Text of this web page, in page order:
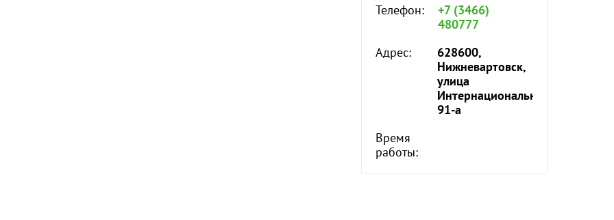
Телефон:
+7 (3466)
480777
Адрес:
628600,
Нижневартовск,
улица
Интернациональная,
91-а
Время
работы: